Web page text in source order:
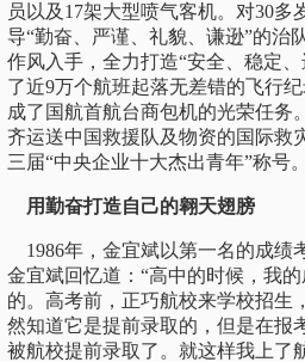
员以及17架大型喷气客机。对30
导“勤奋、严谨、礼貌、谦逊”的治
作风入手，全力打造“安全、稳定
了近9万个航班起落无差错的飞行
成了国航首航台商包机的光荣任务
齐运送中国救援队及物资的国际救
三届“中央企业十大杰出青年”称号。
用勤奋打造自己的翱天翅膀
1986年，金宜斌以第一名的成绩
金宜斌回忆道：“高中的时候，我
的。高考前，正巧航校来学校招生
然知道它是提前录取的，但是在报
被航校提前录取了。就这样我上了